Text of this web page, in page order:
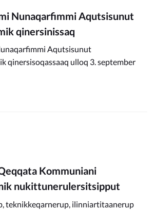
Nunaqarfimmi Aqutsisunut
qinersinissaq
Aqutsisunut
qinersisoqassaaq ulloq 3. september
Kommuniani
nukittunerulersitsipput
teknikkeqarnerup, ilinniartitaanerup